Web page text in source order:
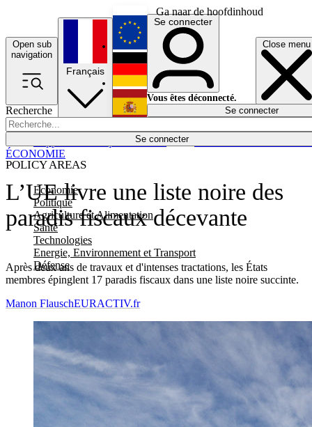
Ga naar de hoofdinhoud
Open sub
navigation
Close menu
Recherche
Se connecter
POLICY AREAS
Economie
Politique
Agriculture et Alimentation
Santé
Technologies
Energie, Environnement et Transport
Défense
Économie
Français
English
Deutsch
Español
Se connecter
Vous êtes déconnecté.
Se connecter
L’UE livre une liste noire des
paradis fiscaux décevante
Après deux ans de travaux et d'intenses tractations, les États
membres épinglent 17 paradis fiscaux dans une liste noire succinte.
ÉCONOMIE
Manon FlauschEURACTIV.fr